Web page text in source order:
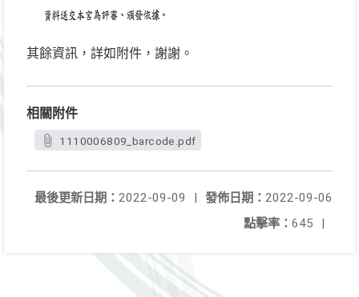
其餘資訊，詳如附件，謝謝。
相關附件
1110006809_barcode.pdf
發佈日期： 2022-09-06
最後更新日期： 2022-09-09
|
點擊率： 645 |